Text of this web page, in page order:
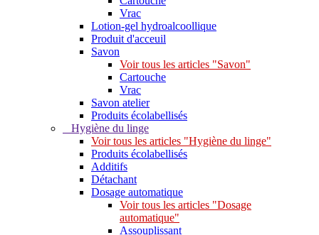
Vrac
Lotion-gel hydroalcoollique
Produit d'acceuil
Savon
Voir tous les articles "Savon"
Cartouche
Vrac
Savon atelier
Produits écolabellisés
Hygiène du linge
Voir tous les articles "Hygiène du linge"
Produits écolabellisés
Additifs
Détachant
Dosage automatique
Voir tous les articles "Dosage
automatique"
Assouplissant